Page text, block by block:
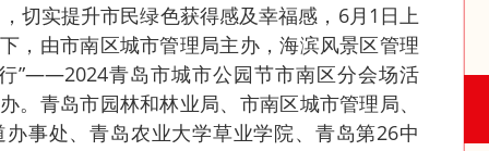
切实提升市民绿色获得感及幸福感，6月1日上
，由市南区城市管理局主办，海滨风景区管理
”——2024青岛市城市公园节市南区分会场活
。青岛市园林和林业局、市南区城市管理局、
事处、青岛农业大学草业学院、青岛第26中